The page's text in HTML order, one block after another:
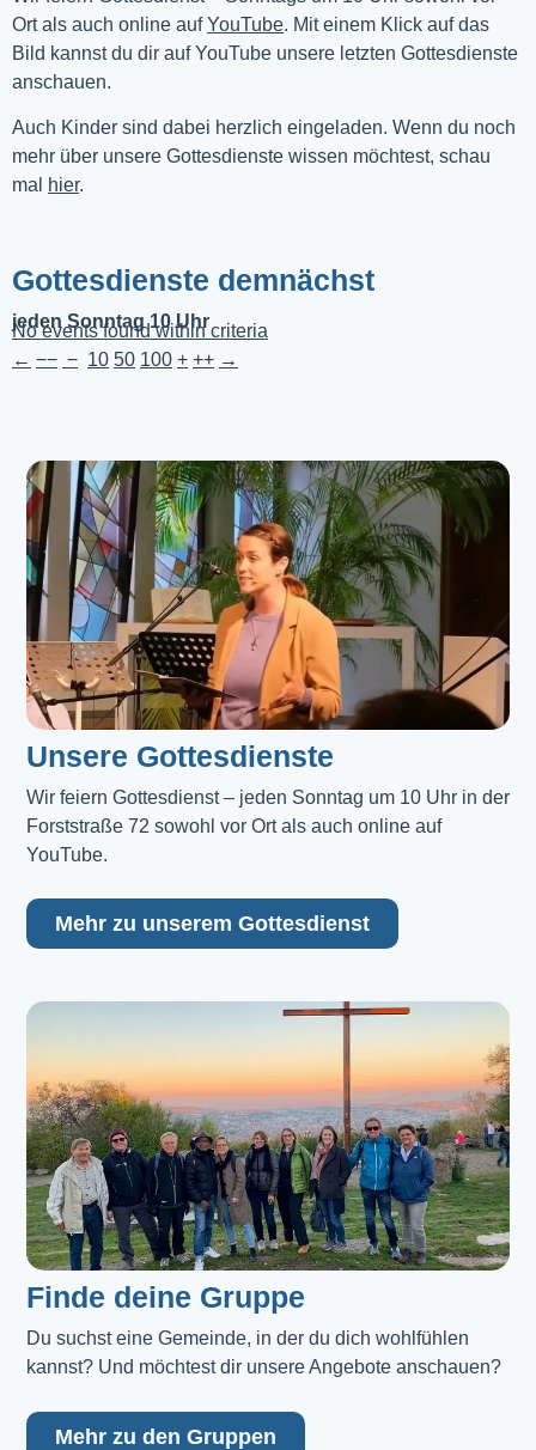
Ort als auch online auf YouTube. Mit einem Klick auf das
Bild kannst du dir auf YouTube unsere letzten Gottesdienste
anschauen.
Auch Kinder sind dabei herzlich eingeladen. Wenn du noch
mehr über unsere Gottesdienste wissen möchtest, schau
mal
hier.
Gottesdienste demnächst
jeden Sonntag 10 Uhr
No events found within criteria
← −− − 10 50 100 + ++ →
Unsere Gottesdienste
Wir feiern Gottesdienst – jeden Sonntag um 10 Uhr in der
Forststraße 72 sowohl vor Ort als auch online auf
YouTube.
Mehr zu unserem Gottesdienst
Finde deine Gruppe
Du suchst eine Gemeinde, in der du dich wohlfühlen
kannst? Und möchtest dir unsere Angebote anschauen?
Mehr zu den Gruppen